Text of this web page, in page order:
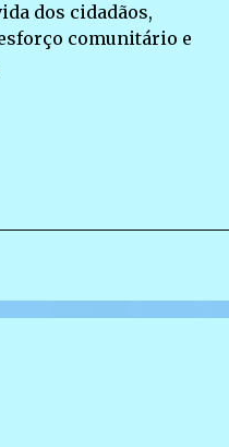
dos cidadãos,
comunitário e